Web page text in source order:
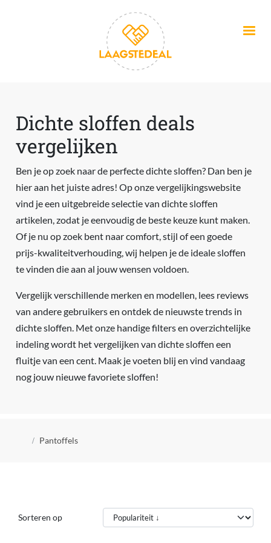
Dichte sloffen deals
vergelijken
Ben je op zoek naar de perfecte dichte sloffen? Dan ben je
hier aan het juiste adres! Op onze vergelijkingswebsite
vind je een uitgebreide selectie van dichte sloffen
artikelen, zodat je eenvoudig de beste keuze kunt maken.
Of je nu op zoek bent naar comfort, stijl of een goede
prijs-kwaliteitverhouding, wij helpen je de ideale sloffen
te vinden die aan al jouw wensen voldoen.
Vergelijk verschillende merken en modellen, lees reviews
van andere gebruikers en ontdek de nieuwste trends in
dichte sloffen. Met onze handige filters en overzichtelijke
indeling wordt het vergelijken van dichte sloffen een
fluitje van een cent. Maak je voeten blij en vind vandaag
nog jouw nieuwe favoriete sloffen!
Kruimelpad
Pantoffels
Sorteren op